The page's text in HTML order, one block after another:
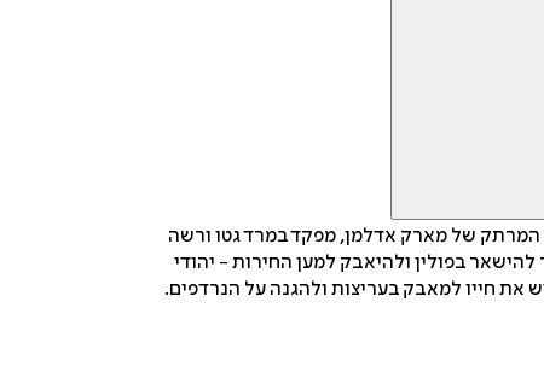
המרתק של מארק אדלמן, מפקד במרד גטו ורשה
בפולין ולהיאבק למען החירות - יהודי
את חייו למאבק בעריצות ולהגנה על הנרדפים.